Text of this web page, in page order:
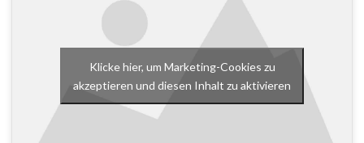
Klicke hier, um Marketing-Cookies zu
akzeptieren und diesen Inhalt zu aktivieren